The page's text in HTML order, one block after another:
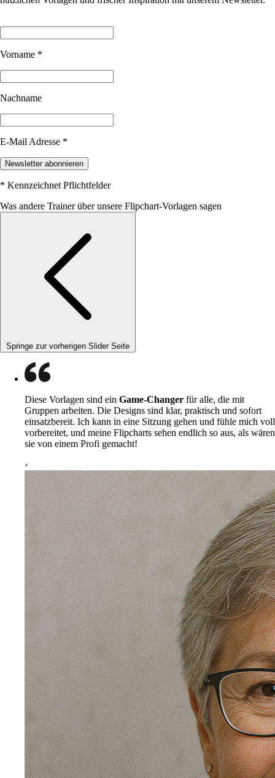
Vorname *
Nachname
E-Mail Adresse *
Newsletter abonnieren
* Kennzeichnet Pflichtfelder
Was andere Trainer über unsere Flipchart-Vorlagen sagen
Springe zur vorherigen Slider Seite
Diese Vorlagen sind ein Game-Changer für alle, die mit
Gruppen arbeiten. Die Designs sind klar, praktisch und sofort
einsatzbereit. Ich kann in eine Sitzung gehen und fühle mich voll
vorbereitet, und meine Flipcharts sehen endlich so aus, als wären
sie von einem Profi gemacht!
›